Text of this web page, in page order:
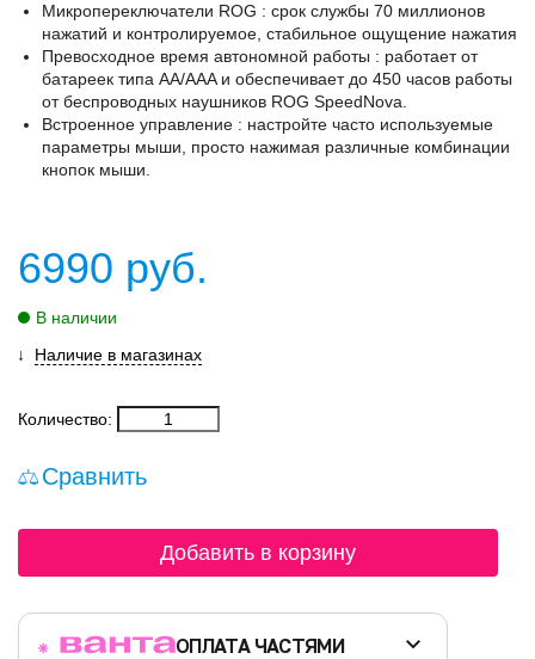
Микропереключатели ROG : срок службы 70 миллионов
нажатий и контролируемое, стабильное ощущение нажатия
Превосходное время автономной работы : работает от
батареек типа AA/AAA и обеспечивает до 450 часов работы
от беспроводных наушников ROG SpeedNova.
Встроенное управление : настройте часто используемые
параметры мыши, просто нажимая различные комбинации
кнопок мыши.
6990 руб.
В наличии
Наличие в магазинах
Количество:
Сравнить
Добавить в корзину
ОПЛАТА ЧАСТЯМИ